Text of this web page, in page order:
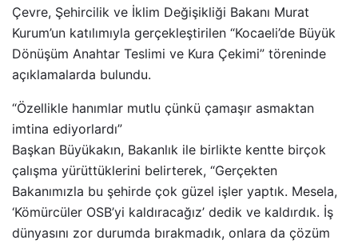
Çevre, Şehircilik ve İklim Değişikliği Bakanı Murat
Kurum’un katılımıyla gerçekleştirilen “Kocaeli’de Büyük
Dönüşüm Anahtar Teslimi ve Kura Çekimi” töreninde
açıklamalarda bulundu.
“Özellikle hanımlar mutlu çünkü çamaşır asmaktan
imtina ediyorlardı”
Başkan Büyükakın, Bakanlık ile birlikte kentte birçok
çalışma yürüttüklerini belirterek, “Gerçekten
Bakanımızla bu şehirde çok güzel işler yaptık. Mesela,
‘Kömürcüler OSB’yi kaldıracağız’ dedik ve kaldırdık. İş
dünyasını zor durumda bırakmadık, onlara da çözüm